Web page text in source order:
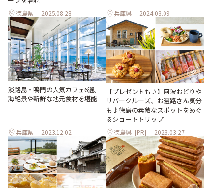
徳島県 2025.08.28 兵庫県 2024.03.09
淡路島・鳴門の人気カフェ6選。
海絶景や新鮮な地元食材を堪能
兵庫県 2023.12.02
【プレゼントも♪】阿波おどりや
リバークルーズ、お遍路さん気分
も♪徳島の素敵なスポットをめぐ
るショートトリップ
徳島県 [PR] 2023.03.27